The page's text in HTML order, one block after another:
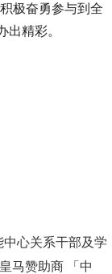
极奋勇参与到全
精彩。
心关系干部及学
马赞助商 「中